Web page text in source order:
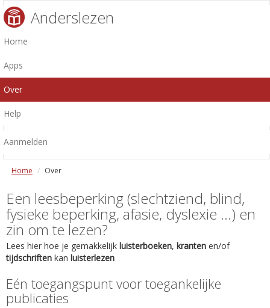
Anderslezen
Home
Apps
Over
Help
Aanmelden
Home Over
Een leesbeperking (slechtziend, blind,
fysieke beperking, afasie, dyslexie ...) en
zin om te lezen?
Lees hier hoe je gemakkelijk luisterboeken, kranten en/of
tijdschriften kan luisterlezen
Eén toegangspunt voor toegankelijke
publicaties